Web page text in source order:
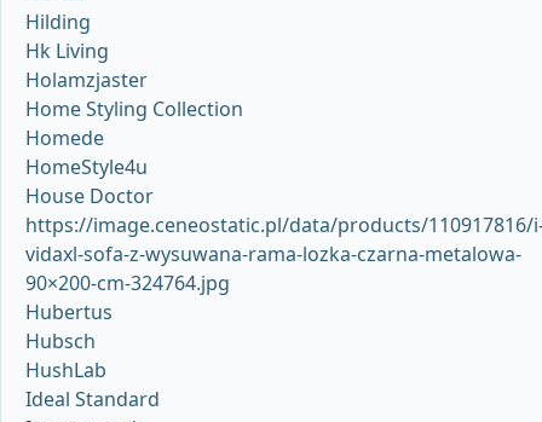
Hilding
Hk Living
Holamzjaster
Home Styling Collection
Homede
HomeStyle4u
House Doctor
https://image.ceneostatic.pl/data/products/110917816/
vidaxl-sofa-z-wysuwana-rama-lozka-czarna-metalowa-
90×200-cm-324764.jpg
Hubertus
Hubsch
HushLab
Ideal Standard